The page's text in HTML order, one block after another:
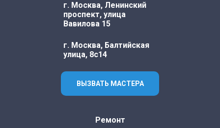
г. Москва, Ленинский
проспект, улица
Вавилова 15
г. Москва, Балтийская
улица, 8с14
ВЫЗВАТЬ МАСТЕРА
Ремонт